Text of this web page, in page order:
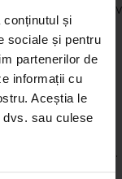
conținutul și
sociale și pentru
partenerilor de
informații cu
Aceștia le
dvs. sau culese
, inclusiv
suspectă și
care poți observa
de cealaltă.
sau neclare.
nuanțe.